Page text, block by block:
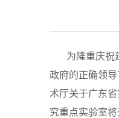
为隆重庆祝
政府的正确领
术厅关于广东
究重点实验室